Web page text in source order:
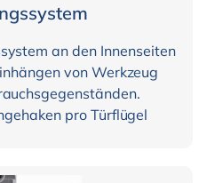
an den Innenseiten
von Werkzeug
pro Türflügel